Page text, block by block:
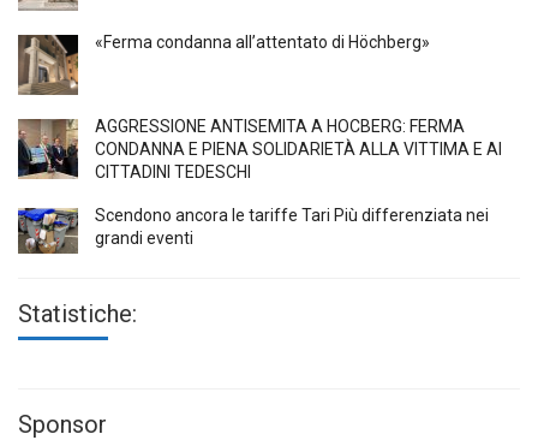
«Ferma condanna all’attentato di Höchberg»
AGGRESSIONE ANTISEMITA A HÖCBERG: FERMA
CONDANNA E PIENA SOLIDARIETÀ ALLA VITTIMA E AI
CITTADINI TEDESCHI
Scendono ancora le tariffe Tari Più differenziata nei
grandi eventi
Statistiche:
Sponsor